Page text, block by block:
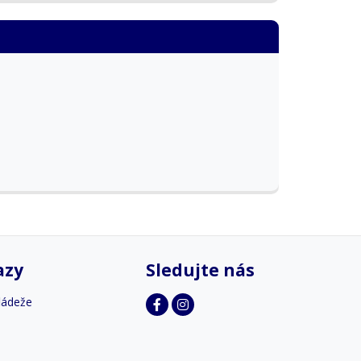
Sledujte nás